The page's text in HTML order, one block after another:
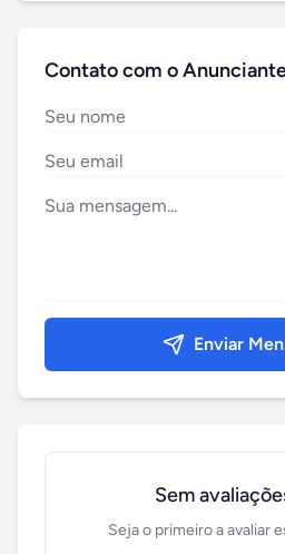
Contato com o
Enviar
Sem
Seja o primeiro a avaliar